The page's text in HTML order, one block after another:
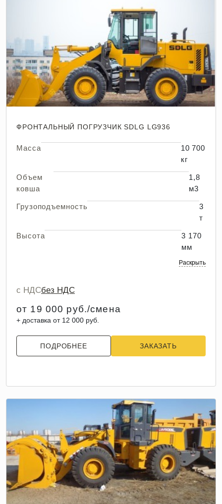
ФРОНТАЛЬНЫЙ ПОГРУЗЧИК SDLG LG936
Масса
10 700
кг
Объем
ковша
1,8
м3
Грузоподъемность
3
т
Высота
3 170
мм
Раскрыть
с НДСбез НДС
от 19 000 руб./смена
+ доставка от 12 000 руб.
ПОДРОБНЕЕ ЗАКАЗАТЬ